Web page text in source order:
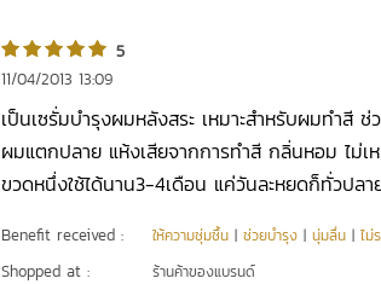
5
11/04/2013 13:09
เป็นเซรั่มบำรุงผมหลังสระ เหมาะสำหรับผมทำสี
ผมแตกปลาย แห้งเสียจากการทำสี กลิ่นหอม ไม่เห
ขวดหนึ่งใช้ได้นาน3-4เดือน แค่วันละหยดก็ทั่วปล
Benefit received : ให้ความชุ่มชื้น | ช่วยบำรุง | นุ่มลื่น | ไม่
Shopped at : ร้านค้าของแบรนด์